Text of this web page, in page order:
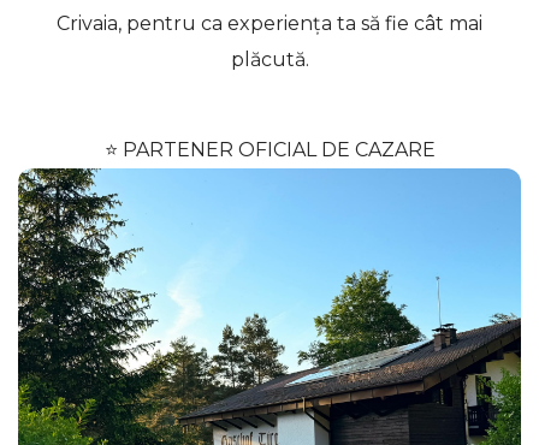
Crivaia, pentru ca experiența ta să fie cât mai
plăcută.
⭐ PARTENER OFICIAL DE CAZARE